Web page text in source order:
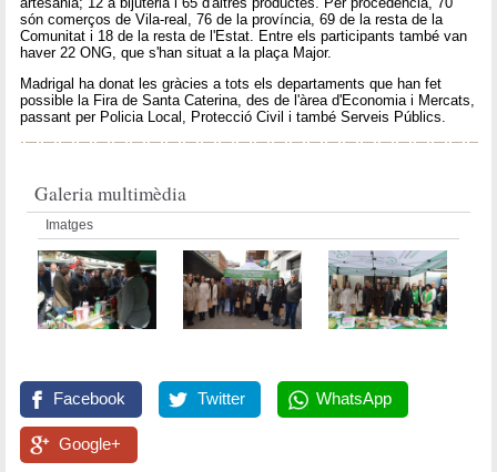
són comerços de Vila-real, 76 de la província, 69 de la resta de la
Comunitat i 18 de la resta de l'Estat. Entre els participants també van
haver 22 ONG, que s'han situat a la plaça Major.
Madrigal ha donat les gràcies a tots els departaments que han fet
possible la Fira de Santa Caterina, des de l'àrea d'Economia i Mercats,
passant per Policia Local, Protecció Civil i també Serveis Públics.
Galeria multimèdia
Imatges
Facebook Twitter WhatsApp
Google+